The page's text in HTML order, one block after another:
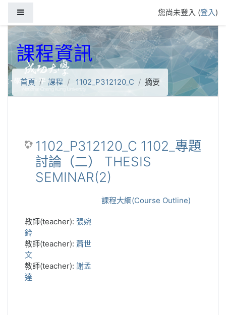
您尚未登入 (登入)
課程資訊
首頁 課程 1102_P312120_C 摘要
1102_P312120_C 1102_專題
討論（二） THESIS
SEMINAR(2)
課程大綱(Course Outline)
教師(teacher): 張婉
鈴
教師(teacher): 蕭世
文
教師(teacher): 謝孟
達